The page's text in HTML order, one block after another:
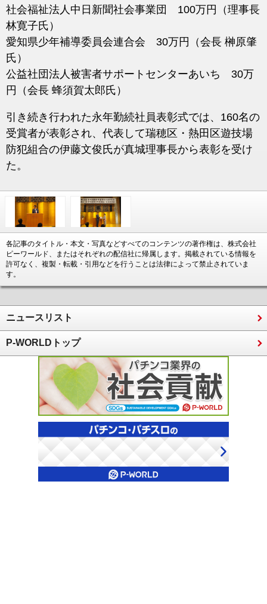
社会福祉法人中日新聞社会事業団 100万円（理事長
林寛子氏）
愛知県少年補導委員会連合会 30万円（会長 榊原肇
氏）
公益社団法人被害者サポートセンターあいち 30万
円（会長 蜂須賀太郎氏）
引き続き行われた永年勤続社員表彰式では、160名の
受賞者が表彰され、代表して瑞穂区・熱田区遊技場
防犯組合の伊藤文俊氏が真城理事長から表彰を受け
た。
各記事のタイトル・本文・写真などすべてのコンテンツの著作権は、株式会社
ピーワールド、またはそれぞれの配信社に帰属します。掲載されている情報を
許可なく、複製・転載・引用などを行うことは法律によって禁止されていま
す。
ニュースリスト
P-WORLDトップ